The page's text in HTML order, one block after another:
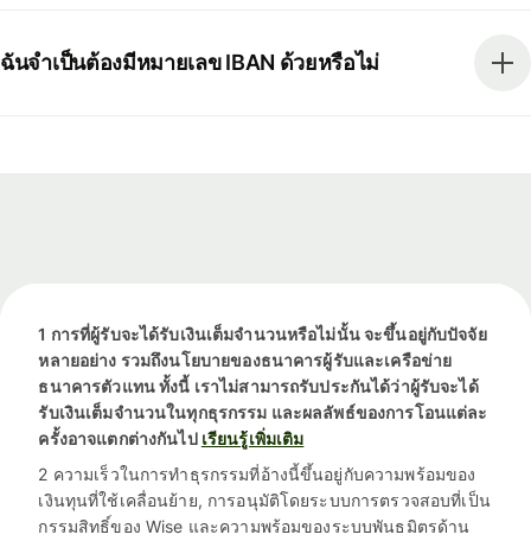
ฉันจำเป็นต้องมีหมายเลข IBAN ด้วยหรือไม่
1 การที่ผู้รับจะได้รับเงินเต็มจำนวนหรือไม่นั้น จะขึ้นอยู่กับปัจจัย
หลายอย่าง รวมถึงนโยบายของธนาคารผู้รับและเครือข่าย
ธนาคารตัวแทน ทั้งนี้ เราไม่สามารถรับประกันได้ว่าผู้รับจะได้
รับเงินเต็มจำนวนในทุกธุรกรรม และผลลัพธ์ของการโอนแต่ละ
ครั้งอาจแตกต่างกันไป เรียนรู้เพิ่มเติม
2 ความเร็วในการทำธุรกรรมที่อ้างนี้ขึ้นอยู่กับความพร้อมของ
เงินทุนที่ใช้เคลื่อนย้าย, การอนุมัติโดยระบบการตรวจสอบที่เป็น
กรรมสิทธิ์ของ Wise และความพร้อมของระบบพันธมิตรด้าน